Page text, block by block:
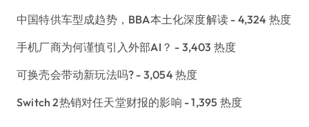
中国特供车型成趋势，BBA本土化深度解读 - 4,324 热度
手机厂商为何谨慎引入外部AI？ - 3,403 热度
可换壳会带动新玩法吗? - 3,054 热度
Switch 2热销对任天堂财报的影响 - 1,395 热度